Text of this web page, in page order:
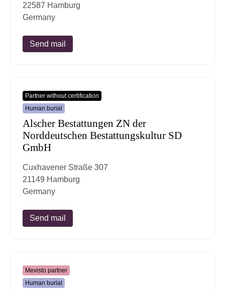
22587 Hamburg
Germany
Send mail
Partner without certification
Human burial
Alscher Bestattungen ZN der
Norddeutschen Bestattungskultur SD
GmbH
Cuxhavener Straße 307
21149 Hamburg
Germany
Send mail
Mevisto partner
Human burial